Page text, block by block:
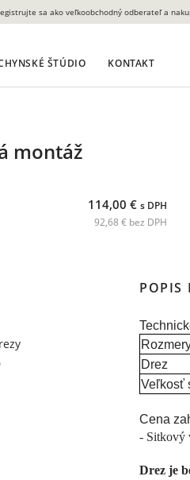
montáž
114,00 € s DPH
92,68 € bez DPH
POPIS
Drez
Veľkosť
Cena
- Sitkový
Drez je
sa ako veľkoobchodný odberateľ a
ŠTÚDIO KONTAKT